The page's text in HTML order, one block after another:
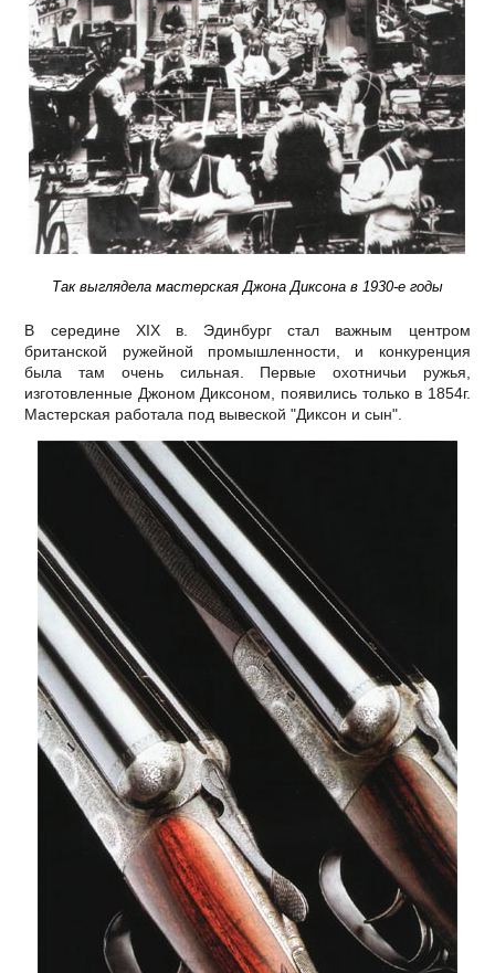
Так выглядела мастерская Джона Диксона в 1930-е годы
В середине XIX в. Эдинбург стал важным центром
британской ружейной промышленности, и конкуренция
была там очень сильная. Первые охотничьи ружья,
изготовленные Джоном Диксоном, появились только в 1854г.
Мастерская работала под вывеской "Диксон и сын".